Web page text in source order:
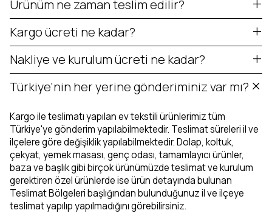
Ürünüm ne zaman teslim edilir?
Kargo ücreti ne kadar?
Nakliye ve kurulum ücreti ne kadar?
Türkiye'nin her yerine gönderiminiz var mı?
Kargo ile teslimatı yapılan ev tekstili ürünlerimiz tüm
Türkiye'ye gönderim yapılabilmektedir. Teslimat süreleri il ve
ilçelere göre değişiklik yapılabilmektedir. Dolap, koltuk,
çekyat, yemek masası, genç odası, tamamlayıcı ürünler,
baza ve başlık gibi birçok ürünümüzde teslimat ve kurulum
gerektiren özel ürünlerde ise ürün detayında bulunan
Teslimat Bölgeleri başlığından bulunduğunuz il ve ilçeye
teslimat yapılıp yapılmadığını görebilirsiniz.